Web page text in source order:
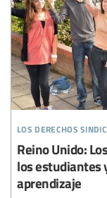
los derechos
Reino Unido:
los estudiantes
aprendizaje